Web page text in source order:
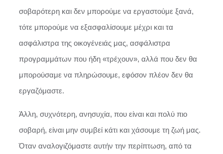
σοβαρότερη και δεν μπορούμε να εργαστούμε ξανά,
τότε μπορούμε να εξασφαλίσουμε μέχρι και τα
ασφάλιστρα της οικογένειάς μας, ασφάλιστρα
προγραμμάτων που ήδη «τρέχουν», αλλά που δεν θα
μπορούσαμε να πληρώσουμε, εφόσον πλέον δεν θα
εργαζόμαστε.
Άλλη, συχνότερη, ανησυχία, που είναι και πολύ πιο
σοβαρή, είναι μην συμβεί κάτι και χάσουμε τη ζωή μας.
Όταν αναλογιζόμαστε αυτήν την περίπτωση, από τα